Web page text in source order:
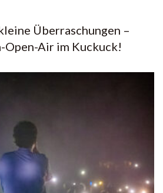
Überraschungen –
Open-Air im Kuckuck!